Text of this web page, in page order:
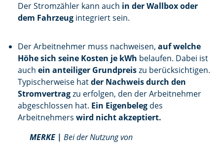
Der Stromzähler kann auch in der Wallbox oder
dem Fahrzeug integriert sein.
Der Arbeitnehmer muss nachweisen, auf welche
Höhe sich seine Kosten je kWh belaufen. Dabei ist
auch ein anteiliger Grundpreiszu berücksichtigen.
Typischerweise hatder Nachweis durch den
Stromvertragzu erfolgen, den der Arbeitnehmer
abgeschlossen hat. Ein Eigenbeleg des
Arbeitnehmers wird nicht akzeptiert.
MERKE | Bei der Nutzung von